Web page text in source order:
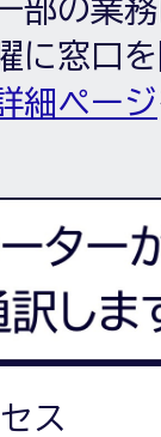
部の業
に窓口
細ページ
ス